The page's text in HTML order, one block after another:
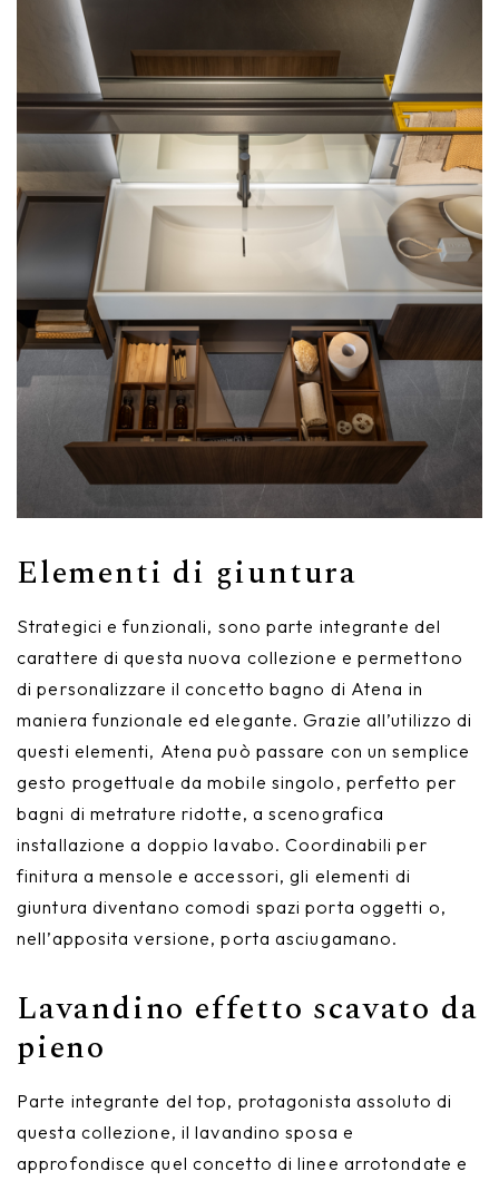
Elementi di giuntura
Strategici e funzionali, sono parte integrante del
carattere di questa nuova collezione e permettono
di personalizzare il concetto bagno di Atena in
maniera funzionale ed elegante. Grazie all’utilizzo di
questi elementi, Atena può passare con un semplice
gesto progettuale da mobile singolo, perfetto per
bagni di metrature ridotte, a scenografica
installazione a doppio lavabo. Coordinabili per
finitura a mensole e accessori, gli elementi di
giuntura diventano comodi spazi porta oggetti o,
nell’apposita versione, porta asciugamano.
Lavandino effetto scavato da
pieno
Parte integrante del top, protagonista assoluto di
questa collezione, il lavandino sposa e
approfondisce quel concetto di linee arrotondate e